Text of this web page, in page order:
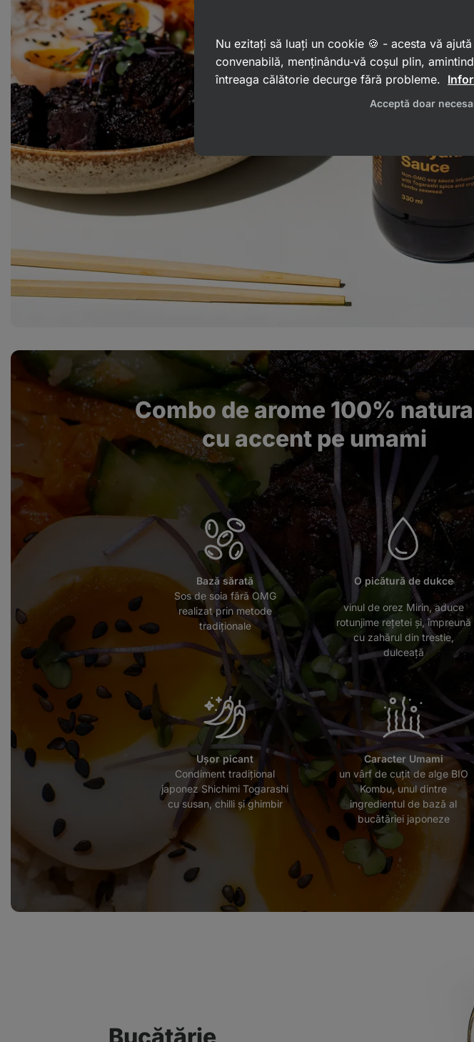
Combo de arome 100%
cu accent pe umami
Bază sărată
Sos de soia fără OMG
realizat prin metode
tradiționale
O picătură de dukce
vinul de orez Mirin, aduce
rotunjime rețetei și, împreună
cu zahărul din trestie,
dulceață
Ușor picant
Condiment tradițional
japonez Shichimi Togarashi
cu susan, chilli și ghimbir
Caracter Umami
un vârf de cuțit de alge BIO
Kombu, unul dintre
ingredientul de bază al
bucătăriei japoneze
Bucătărie
Nu ezitați să luați un cookie 🍪 - acesta vă
convenabilă, menținându‑vă coșul plin,
întreaga călătorie decurge fără probleme.
Acceptă doar